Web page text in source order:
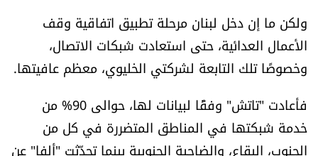
للتاريخ
فيديو
من نحن
للتواصل معنا
ولكن ما إن دخل لبنان مرحلة تطبيق اتفاقية وقف
الأعمال العدائية، حتى استعادت شبكات الاتصال،
وخصوصًا تلك التابعة لشركتي الخليوي، معظم عافيتها.
فأعادت "تاتش" وفقًا لبيانات لها، حوالى 90% من
خدمة شبكتها في المناطق المتضررة في كل من
الجنوب، البقاع، والضاحية الجنوبية بينما تحدّثت "ألفا" عن